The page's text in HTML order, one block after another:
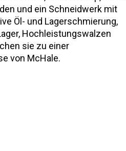
und ein Schneidwerk mit
Öl- und Lagerschmierung,
Hochleistungswalzen
sie zu einer
von McHale.